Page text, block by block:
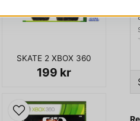
SKATE 2 XBOX 360
199 kr